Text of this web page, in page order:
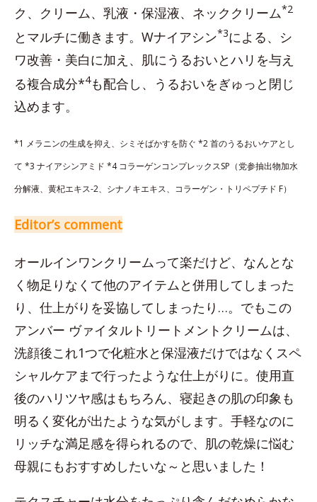
ク、クリーム、乳液・保湿液、ネッククリーム*2
とマルチに働きます。Wナイアシン*3による、シ
ワ改善・美白に加え、肌にうるおいとハリを与え
る複合成分*4も配合し、うるおいをぎゅっと閉じ
込めます。
*1 メラニンの生成を抑え、シミそばかすを防ぐ *2 首のうるおいケアとし
て *3 ナイアシンアミド *4 コラーゲンコンプレックスSP（党参抽出物加水
分解液、黄杞エキス-2、シナノキエキス、コラーゲン・トリペプチド F）
Editor’s comment
オールインワンクリームって楽だけど、なんとな
く物足りなくて他のアイテムと併用してしまった
り、仕上がりを妥協してしまったり…。でもこの
アンバー ヴァイタルトリートメントクリームは、
洗顔後これ1つで化粧水と保湿液だけではなくスペ
シャルケアまで行ったような仕上がりに。使用直
後のハリツヤ感はもちろん、寝起きの肌の印象も
明るく変化が出たような気がします。手軽なのに
リッチな満足感を得られるので、肌の乾燥に悩む
母親にもおすすめしたいな～と思いました！